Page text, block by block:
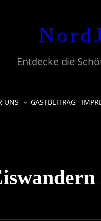
Entdecke die
UNS GASTBEITRAG